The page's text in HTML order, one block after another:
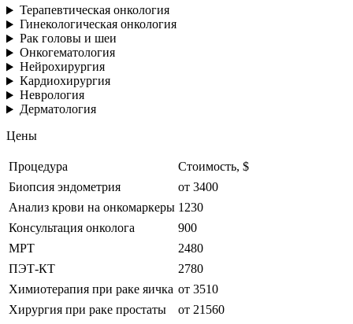
Терапевтическая онкология
Гинекологическая онкология
Рак головы и шеи
Онкогематология
Нейрохирургия
Кардиохирургия
Неврология
Дерматология
Цены
Процедура
Стоимость, $
Биопсия эндометрия
от 3400
Анализ крови на онкомаркеры 1230
Консультация онколога
900
МРТ
2480
ПЭТ-КТ
2780
Химиотерапия при раке яичка от 3510
Хирургия при раке простаты
от 21560